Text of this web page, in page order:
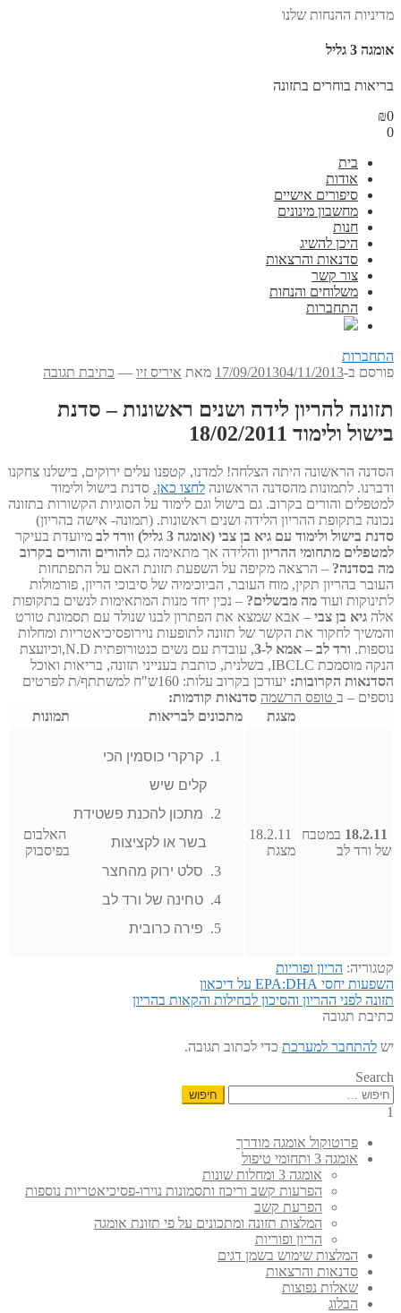
מדיניות ההנחות שלנו
אומגה 3 גליל
בריאות בוחרים בתזונה
₪0
0
בית
אודות
סיפורים אישיים
מחשבון מינונים
חנות
היכן להשיג
סדנאות והרצאות
צור קשר
משלוחים והנחות
התחברות
התחברות
פורסם ב-
17/09/201304/11/2013 מאת איריס זיו — כתיבת תגובה
תזונה להריון לידה ושנים ראשונות – סדנת
בישול ולימוד 18/02/2011
הסדנה הראשונה היתה הצלחה! למדנו, קטפנו עלים ירוקים, בישלנו צחקנו
ודברנו. לתמונות מהסדנה הראשונה לחצו כאן. סדנת בישול ולימוד
למטפלים והורים בקרוב. גם בישול וגם לימוד על הסוגיות הקשורות בתזונה
נכונה בתקופת ההריון הלידה ושנים ראשונות. (תמונה- אישה בהריון)
סדנת בישול ולימוד עם גיא בן צבי (אומגה 3 גליל) וורד לב
מיועדת בעיקר
למטפלים מתחומי ההריון והלידה אך מתאימה גם להורים והורים בקרוב
מה בסדנה? – הרצאה מקיפה על השפעת תזונת האם על התפתחות
העובר בהריון תקין, מוח העובר, הביוכימיה של סיבוכי הריון, פורמולות
לתינוקות ועוד מה מבשלים? – נכין יחד מנות המתאימות לנשים בתקופות
אלה גיא בן צבי – אבא שמצא את הפתרון לבנו שנולד עם תסמונת טורט
והמשיך לחקור את הקשר של תזונה לתופעות נוירופסיכיאטריות ומחלות
נוספות. ורד לב – אמא ל-3
, עובדת עם נשים כנטורופתית N.D,וכיועצת
הנקה מוסמכת IBCLC, בשלנית, כותבת בענייני תזונה, בריאות ואוכל
הסדנאות הקרובות:
יעודכן בקרוב עלות: 160ש"ח למשתתף/ת לפרטים
נוספים – ב טופס הרשמה סדנאות קודמות:
מצגת
מתכונים לבריאות תמונות
במטבח
של ורד לב
18.2.11
מצגת
קרקרי כוסמין הכי
קלים שיש
מתכון להכנת פשטידת
בשר או לקציצות
סלט ירוק מהחצר
טחינה של ורד לב
פירה כרובית
האלבום
בפיסבוק
קטגוריה: הריון ופוריות
ניווט
הפוסט
הקודם:
השפעות יחסי EPA:DHA על דיכאון
הפוסט
הבא:
תזונה לפני ההריון והסיכון לבחילות והקאות בהריון
כתיבת תגובה
יש להתחבר למערכת כדי לכתוב תגובה.
Search
חיפוש:
1
פרוטוקול אומגה מודרך
אומגה 3 ותחומי טיפול
אומגה 3 ומחלות שונות
הפרעות קשב וריכוז ותסמונות נוירו-פסיכיאטריות נוספות
הפרעת קשב
המלצות תזונה ומתכונים על פי תזונת אומגה
הריון ופוריות
המלצות שימוש בשמן דגים
סדנאות והרצאות
שאלות נפוצות
הבלוג